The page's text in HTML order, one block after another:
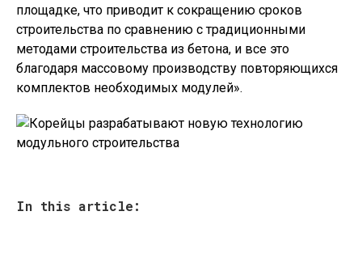
площадке, что приводит к сокращению сроков
строительства по сравнению с традиционными
методами строительства из бетона, и все это
благодаря массовому производству повторяющихся
комплектов необходимых модулей».
In this article: